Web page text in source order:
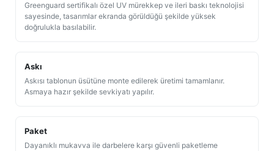
Greenguard sertifikalı özel UV mürekkep ve ileri baskı teknolojisi
sayesinde, tasarımlar ekranda görüldüğü şekilde yüksek
doğrulukla basılabilir.
Askı
Askısı tablonun üsütüne monte edilerek üretimi tamamlanır.
Asmaya hazır şekilde sevkiyatı yapılır.
Paket
Dayanıklı mukavva ile darbelere karşı güvenli paketleme